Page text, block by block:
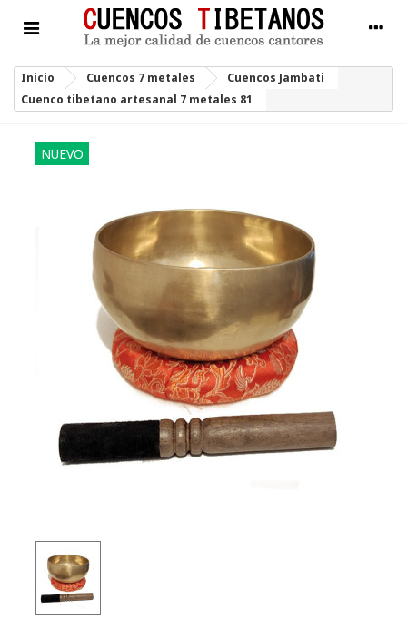
Inicio Cuencos 7 metales
Cuencos Jambati
Cuenco tibetano artesanal 7 metales 81
NUEVO